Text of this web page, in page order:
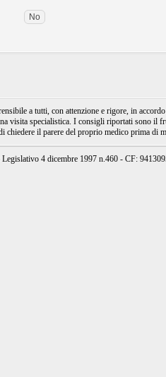
a tutti, con attenzione e rigore, in
specialistica. I consigli riportati sono il
il parere del proprio medico prima di
4 dicembre 1997 n.460 - CF: